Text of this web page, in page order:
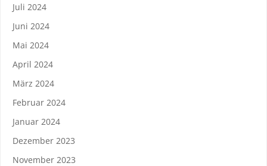
Juli 2024
Juni 2024
Mai 2024
April 2024
März 2024
Februar 2024
Januar 2024
Dezember 2023
November 2023